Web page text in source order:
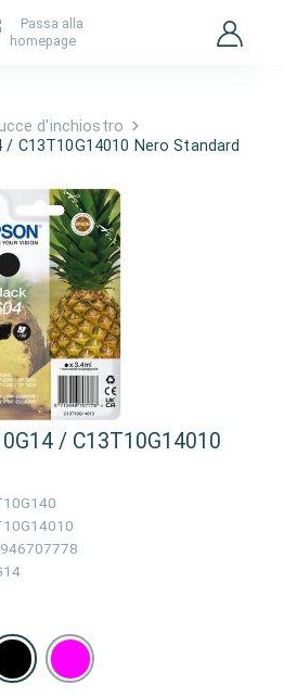
d'inchiostro
C13T10G14010 Nero Standard
/ C13T10G14010